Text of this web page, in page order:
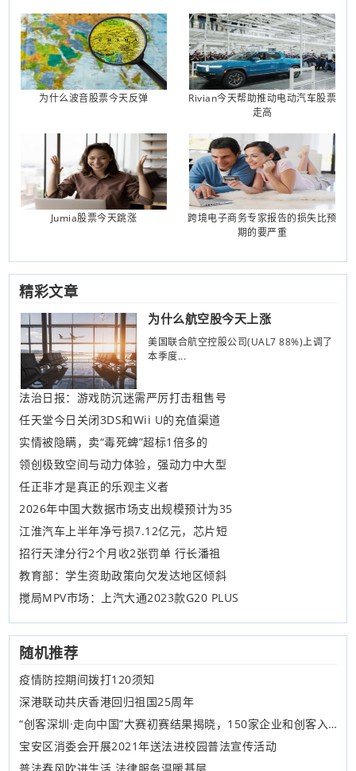
为什么波音股票今天反弹
Rivian今天帮助推动电动汽车股票
走高
Jumia股票今天跳涨
跨境电子商务专家报告的损失比预
期的要严重
精彩文章
为什么航空股今天上涨
美国联合航空控股公司(UAL7 88%)上调了
本季度...
法治日报：游戏防沉迷需严厉打击租售号
任天堂今日关闭3DS和Wii U的充值渠道
实情被隐瞒，卖“毒死蜱”超标1倍多的
领创极致空间与动力体验，强动力中大型
任正非才是真正的乐观主义者
2026年中国大数据市场支出规模预计为35
江淮汽车上半年净亏损7.12亿元，芯片短
招行天津分行2个月收2张罚单 行长潘祖
教育部：学生资助政策向欠发达地区倾斜
搅局MPV市场：上汽大通2023款G20 PLUS
随机推荐
疫情防控期间拨打120须知
深港联动共庆香港回归祖国25周年
“创客深圳·走向中国”大赛初赛结果揭晓，150家企业和创客入围
宝安区消委会开展2021年送法进校园普法宣传活动